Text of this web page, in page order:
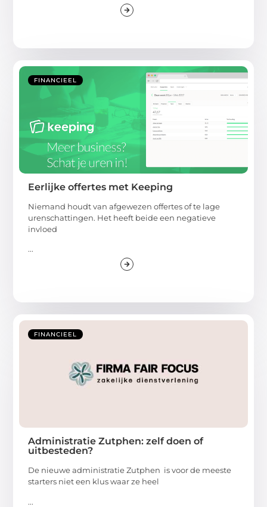
FINANCIEEL
Eerlijke offertes met Keeping
Niemand houdt van afgewezen offertes of te lage
urenschattingen. Het heeft beide een negatieve
invloed
...
FINANCIEEL
Administratie Zutphen: zelf doen of
uitbesteden?
De nieuwe administratie Zutphen is voor de meeste
starters niet een klus waar ze heel
...